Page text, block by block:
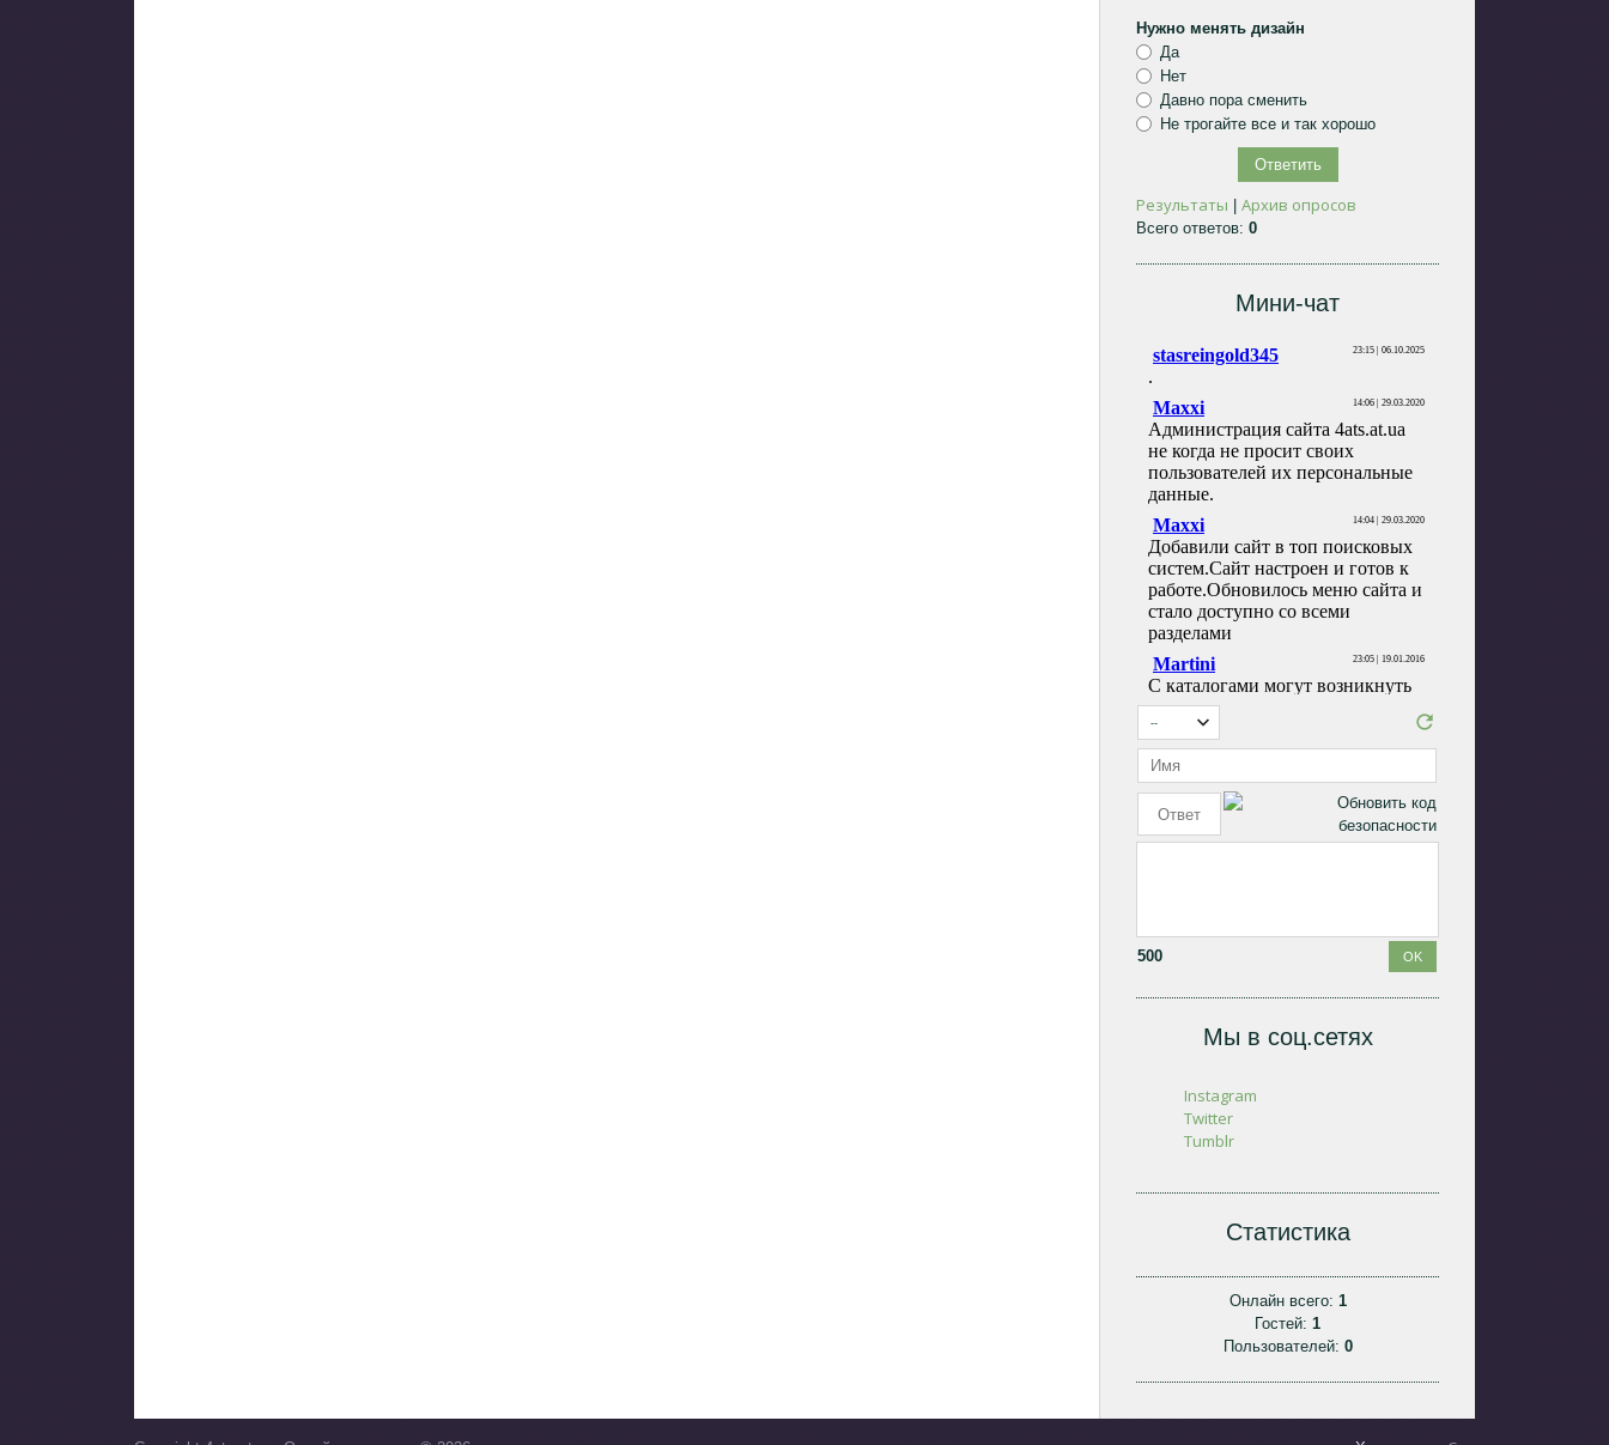
Нужно менять дизайн
Да
Нет
Давно пора сменить
Не трогайте все и так хорошо
Результаты |Архив опросов
Всего ответов:0
Мини-чат
500
Мы в соц.сетях
Instagram
Twitter
Tumblr
Статистика
Онлайн всего: 1
Гостей:1
Пользователей: 0